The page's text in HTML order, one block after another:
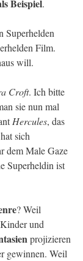
Beispiel.
Superhelden
Film.
will.
Croft. Ich bitte
sie nun mal
Hercules, das
sich
dem Male Gaze
Superheldin ist
? Weil
und
projizieren
gewinnen. Weil